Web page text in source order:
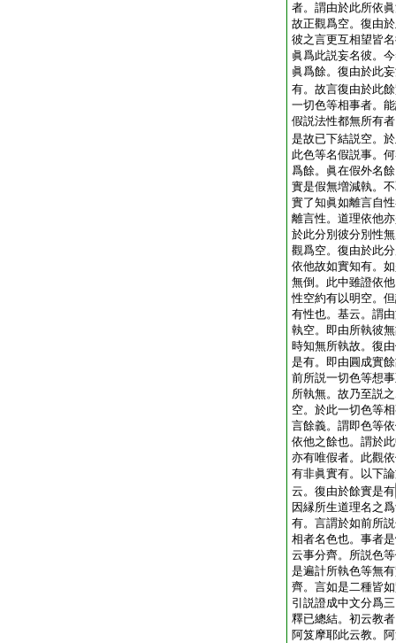
者。謂由於此所依
故正觀爲空。復由
彼之言更互相望皆
眞爲此説妄名彼。
眞爲餘。復由於此
有。故言復由於此
一切色等相事者。
假説法性都無所有
是故已下結説空。
此色等名假説事。
爲餘。眞在假外名
實是假無増減執。
實了知眞如離言自
離言性。道理依他
於此分別彼分別性
觀爲空。復由於此
依他故如實知有。
無倒。此中雖證依
性空約有以明空。
有性也。基云。謂
執空。即由所執彼
時知無所執故。復
是有。即由圓成實
前所説一切色等想
所執無。故乃至説
空。於此一切色等
言餘義。謂即色等
依他之餘也。謂於
亦有唯假者。此觀
有非眞實有。以下
云。復由於餘實是有
因縁所生道理名之
有。言謂於如前所
相者名色也。事者
云事分齊。所説色
是遍計所執色等無
齊。言如是二種皆
引説證成中文分爲
釋已總結。初云教
阿笈摩耶此云教。